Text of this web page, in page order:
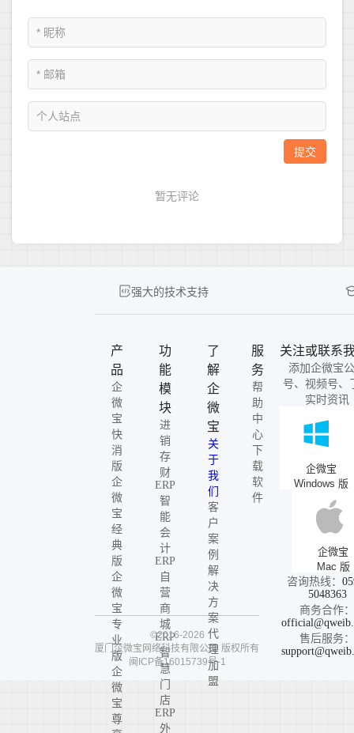
强大的技术支持
产
品
企
微
宝
快
消
版
企
微
宝
经
典
版
企
微
宝
专
业
版
企
微
宝
尊
功
能
模
块
进
销
存
财
ERP
智
能
会
计
ERP
自
营
商
城
ERP
智
慧
门
店
ERP
外
了
解
企
微
宝
关
于
我
们
客
户
案
例
解
决
方
案
代
理
加
盟
服
务
帮
助
中
心
下
载
软
件
关注或联系
添加企微宝
号、视频号、
实时资讯
企微宝
Windows 版
企微宝
Mac 版
咨询热线：
5048363
商务合作：
售后服务：
©2016-2026
厦门企微宝网络科技有限公司 版权所有
闽ICP备16015739号-1